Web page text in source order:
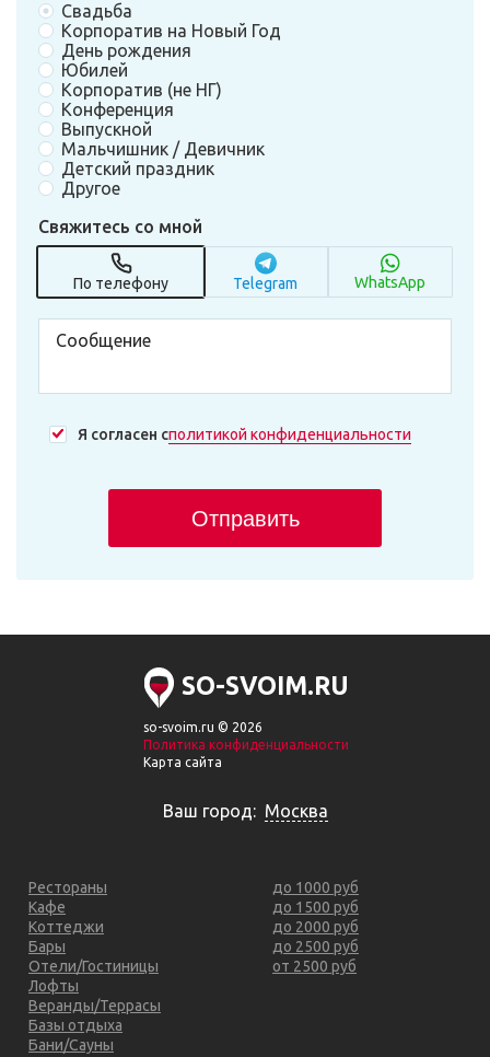
Свадьба
Корпоратив на Новый Год
День рождения
Юбилей
Корпоратив (не НГ)
Конференция
Выпускной
Мальчишник / Девичник
Детский праздник
Другое
Свяжитесь со мной
По телефону Telegram WhatsApp
Я согласен сполитикой конфиденциальности
Отправить
SO-SVOIM.RU
so-svoim.ru © 2026
Политика конфиденциальности
Карта сайта
Ваш город: Москва
Рестораны
Кафе
Коттеджи
Бары
Отели/Гостиницы
Лофты
Веранды/Террасы
Базы отдыха
Бани/Сауны
до 1000 руб
до 1500 руб
до 2000 руб
до 2500 руб
от 2500 руб